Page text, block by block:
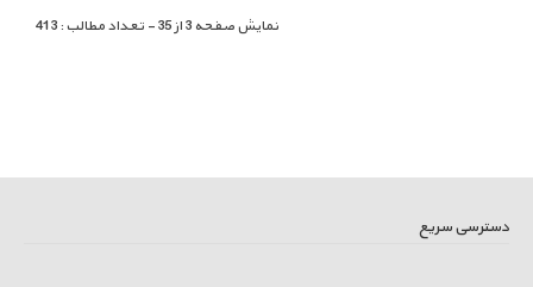
نمایش صفحه 3 از 35 - تعداد مطالب : 413
دسترسی سریع